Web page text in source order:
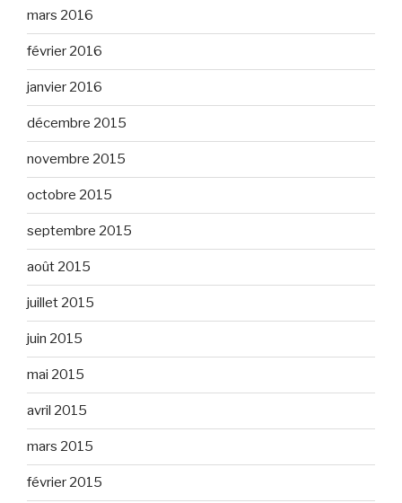
mars 2016
février 2016
janvier 2016
décembre 2015
novembre 2015
octobre 2015
septembre 2015
août 2015
juillet 2015
juin 2015
mai 2015
avril 2015
mars 2015
février 2015